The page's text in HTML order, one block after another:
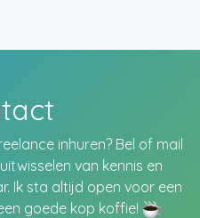
inhuren? Bel of mail
van kennis en
Ik sta altijd open voor een
goede kop koffie!